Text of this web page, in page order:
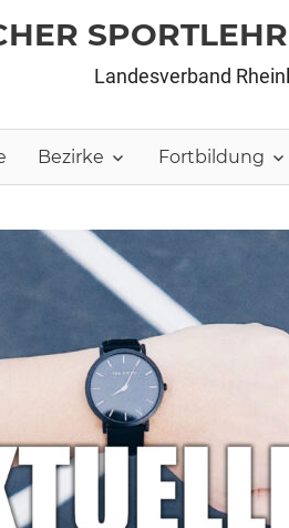
Landesverband
Bezirke Fortbildung